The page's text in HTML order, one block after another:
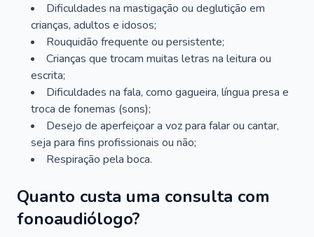
Dificuldades na mastigação ou deglutição em
crianças, adultos e idosos;
Rouquidão frequente ou persistente;
Crianças que trocam muitas letras na leitura ou
escrita;
Dificuldades na fala, como gagueira, língua presa e
troca de fonemas (sons);
Desejo de aperfeiçoar a voz para falar ou cantar,
seja para fins profissionais ou não;
Respiração pela boca.
Quanto custa uma consulta com
fonoaudiólogo?